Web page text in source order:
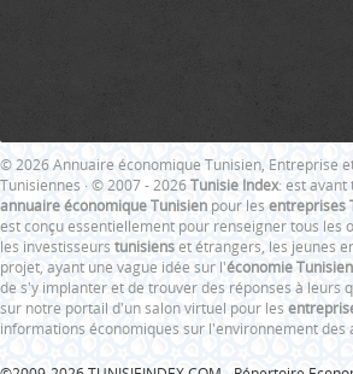
© 2026 Annuaire économique Tunisien, Entreprise
Tunisiennes · © 2007 - 2026Tunisie Index: est avant
annuaire économique Tunisien pour lesentreprises
est conçu essentiellement pour renseigner tous les
les investisseurs tunisienset étrangers, les jeunes
projet, ayant une vague idée sur l'économie
de s'y implanter et de trouver des réponses à leurs
sur notre portail d'un salon virtuel pour les
informations économiques sur l'environnement des